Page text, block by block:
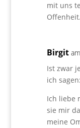
mit uns
Offenheit.
Birgit
Ist zwar
ich sagen:
Ich liebe
sie mir
meine